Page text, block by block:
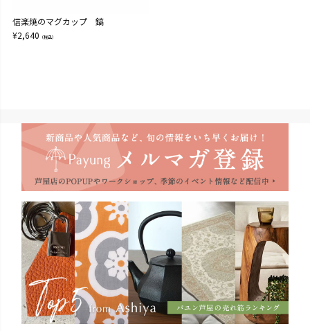
信楽焼のマグカップ 鎬
¥2,640 （税込）